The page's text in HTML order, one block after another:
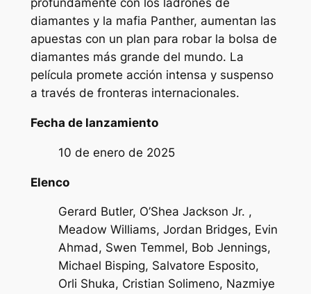
profundamente con los ladrones de
diamantes y la mafia Panther, aumentan las
apuestas con un plan para robar la bolsa de
diamantes más grande del mundo. La
película promete acción intensa y suspenso
a través de fronteras internacionales.
Fecha de lanzamiento
10 de enero de 2025
Elenco
Gerard Butler, O’Shea Jackson Jr. ,
Meadow Williams, Jordan Bridges, Evin
Ahmad, Swen Temmel, Bob Jennings,
Michael Bisping, Salvatore Esposito,
Orli Shuka, Cristian Solimeno, Nazmiye